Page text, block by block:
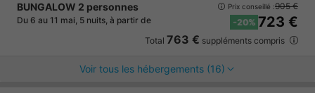
BUNGALOW 2 personnes
Du 6 au 11 mai, 5 nuits, à partir de
Prix conseillé :905 €
-20% 723 €
Total 763 € suppléments compris
Voir tous les hébergements (16)